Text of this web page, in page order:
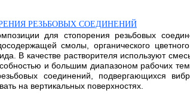
РЕЗЬБОВЫХ СОЕДИНЕНИЙ
для стопорения резьбовых
смолы, органического
В качестве растворителя используют
и большим диапазоном рабочих
соединений, подвергающихся
на вертикальных поверхностях.